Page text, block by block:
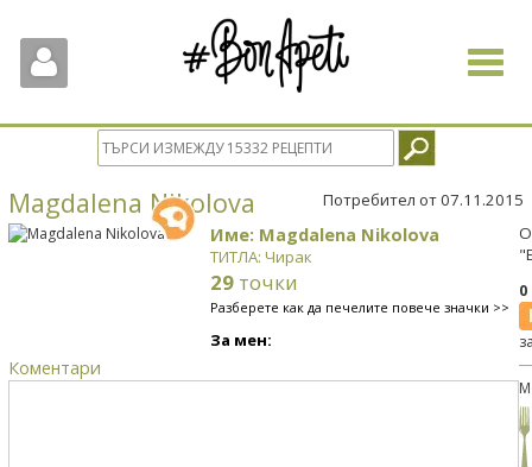
Toggle
Magdalena Nikolova Потребител от 07.11.2015
Име: Magdalena Nikolova
ТИТЛА: Чирак
29 точки
Разберете как да печелите повече значки >>
За мен:
Коментари